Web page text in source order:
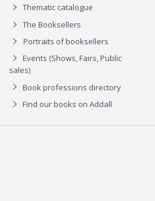
Thematic catalogue
The Booksellers
Portraits of booksellers
Events (Shows, Fairs, Public
sales)
Book professions directory
Find our books on Addall